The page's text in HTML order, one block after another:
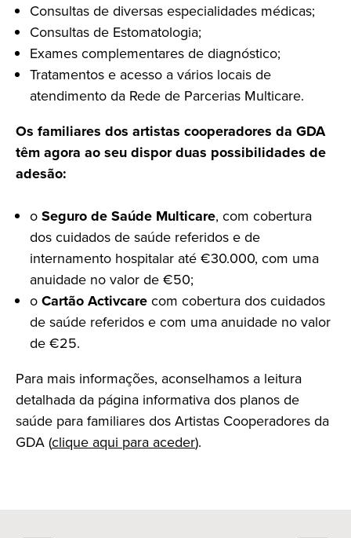
Consultas de diversas especialidades médicas;
Consultas de Estomatologia;
Exames complementares de diagnóstico;
Tratamentos e acesso a vários locais de
atendimento da Rede de Parcerias Multicare.
Os familiares dos artistas cooperadores da GDA
têm agora ao seu dispor duas possibilidades de
adesão:
oSeguro de Saúde Multicare, com cobertura
dos cuidados de saúde referidos e de
internamento hospitalar até €30.000, com uma
anuidade no valor de €50;
oCartão Activcarecom cobertura dos cuidados
de saúde referidos e com uma anuidade no valor
de €25.
Para mais informações, aconselhamos a leitura
detalhada da página informativa dos planos de
saúde para familiares dos Artistas Cooperadores da
GDA (clique aqui para aceder).